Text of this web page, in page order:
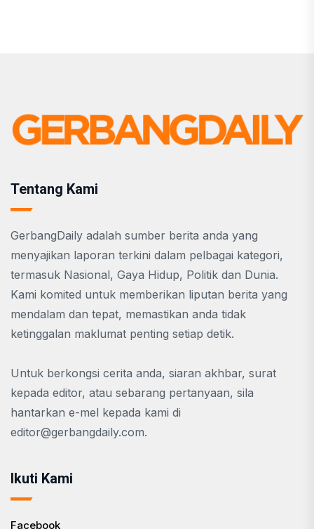
Tentang Kami
GerbangDaily adalah sumber berita anda yang
menyajikan laporan terkini dalam pelbagai kategori,
termasuk Nasional, Gaya Hidup, Politik dan Dunia.
Kami komited untuk memberikan liputan berita yang
mendalam dan tepat, memastikan anda tidak
ketinggalan maklumat penting setiap detik.
Untuk berkongsi cerita anda, siaran akhbar, surat
kepada editor, atau sebarang pertanyaan, sila
hantarkan e-mel kepada kami di
editor@gerbangdaily.com.
Ikuti Kami
Facebook